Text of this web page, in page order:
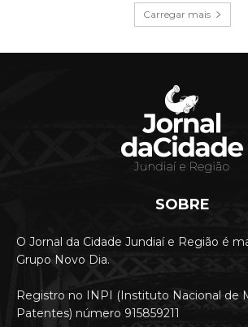
Carregar mais
SOBRE
O Jornal da Cidade Jundiaí e Região é
Grupo Novo Dia.
Registro no INPI (Instituto Nacional de
Patentes) número 915859211